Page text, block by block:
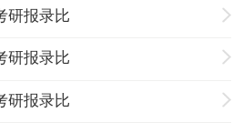
研报录比
研报录比
研报录比